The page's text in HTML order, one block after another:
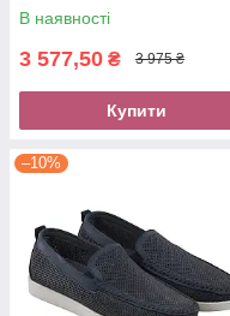
В наявності
3 577,50 ₴ 3 975 ₴
Купити
–10%